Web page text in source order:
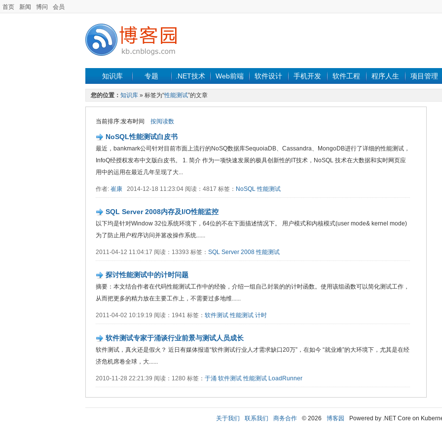
首页 新闻 博问 会员
知识库 专题 .NET技术 Web前端 软件设计 手机开发 软件工程 程序人生 项目管理
您的位置： 知识库 » 标签为“性能测试”的文章
当前排序:发布时间 按阅读数
NoSQL性能测试白皮书
最近，bankmark公司针对目前市面上流行的NoSQ数据库SequoiaDB、Cassandra、MongoDB进行了详细的性能测试，
InfoQ经授权发布中文版白皮书。 1. 简介 作为一项快速发展的极具创新性的IT技术，NoSQL 技术在大数据和实时网页应
用中的运用在最近几年呈现了大...
作者: 崔康 2014-12-18 11:23:04 阅读：4817 标签： NoSQL 性能测试
SQL Server 2008内存及I/O性能监控
以下均是针对Window 32位系统环境下，64位的不在下面描述情况下。 用户模式和内核模式(user mode& kernel mode)
为了防止用户程序访问并篡改操作系统......
2011-04-12 11:04:17 阅读：13393 标签： SQL Server 2008 性能测试
探讨性能测试中的计时问题
摘要：本文结合作者在代码性能测试工作中的经验，介绍一组自己封装的的计时函数。使用该组函数可以简化测试工作，
从而把更多的精力放在主要工作上，不需要过多地维......
2011-04-02 10:19:19 阅读：1941 标签： 软件测试 性能测试 计时
软件测试专家于涌谈行业前景与测试人员成长
软件测试，真火还是假火？ 近日有媒体报道“软件测试行业人才需求缺口20万”，在如今 “就业难”的大环境下，尤其是在经
济危机席卷全球，大......
2010-11-28 22:21:39 阅读：1280 标签： 于涌 软件测试 性能测试 LoadRunner
关于我们 联系我们 商务合作 © 2026 博客园 Powered by .NET Core on